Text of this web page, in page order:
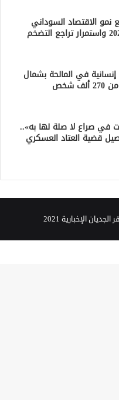
نمو الاقتصاد السوداني
في المالحة بشمال
شخص
في صراع لا صلة لها به»..
قضية العتاد العسكري
الإخبارية 2021